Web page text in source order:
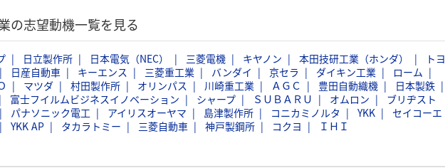
の志望動機一覧を見る
日立製作所 日本電気（NEC） 三菱電機 キヤノン 本田技研工業（ホンダ）
トヨ
日産自動車 キーエンス 三菱重工業 バンダイ 京セラ ダイキン工業
ローム
マツダ 村田製作所 オリンパス 川崎重工業 ＡＧＣ 豊田自動織機
日本製鉄
富士フイルムビジネスイノベーション シャープ ＳＵＢＡＲＵ オムロン
ブリヂスト
パナソニック電工 アイリスオーヤマ 島津製作所 コニカミノルタ YKK
セイコーエ
YKK AP タカラトミー 三菱自動車 神戸製鋼所 コクヨ ＩＨＩ